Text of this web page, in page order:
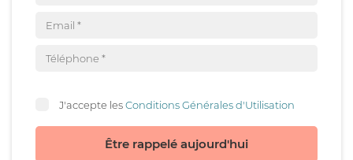
J'accepte lesConditions Générales d'Utilisation
Être rappelé aujourd'hui